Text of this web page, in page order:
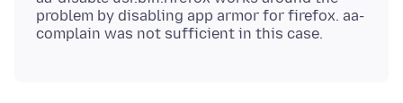
problem by disabling app armor for firefox. aa-